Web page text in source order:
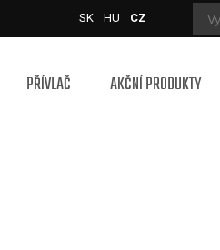
SK HU CZ
PŘÍVLAČ AKČNÍ PRODUKTY